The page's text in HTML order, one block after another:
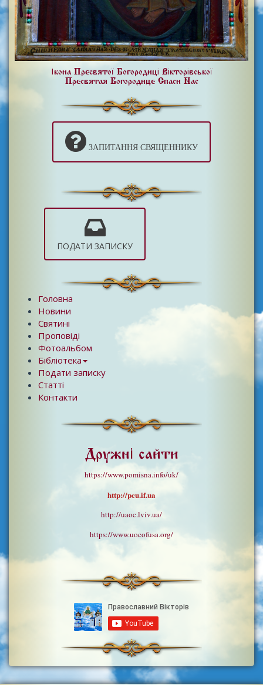
Ікона Пресвятої Богородиці Вікторівської
Пресвятая Богородице Спаси Нас
ЗАПИТАННЯ СВЯЩЕННИКУ
ПОДАТИ ЗАПИСКУ
Головна
Новини
Святині
Проповіді
Фотоальбом
Бібліотека
Подати записку
Статті
Контакти
Дружні сайти
https://www.pomisna.info/uk/
http://pcu.if.ua
http://uaoc.lviv.ua/
https://www.uocofusa.org/